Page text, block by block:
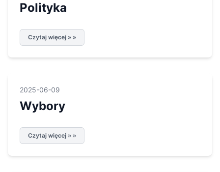
Polityka
Czytaj więcej » »
2025-06-09
Wybory
Czytaj więcej » »